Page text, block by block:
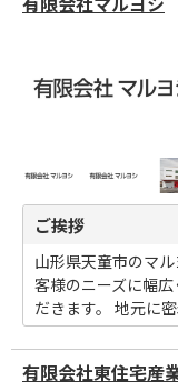
ご挨拶
山形県天童市のマ
客様のニーズに幅
だきます。 地元に
有限会社東住宅産